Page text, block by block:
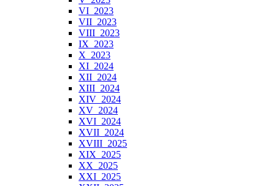
VI_2023
VII_2023
VIII_2023
IX_2023
X_2023
XI_2024
XII_2024
XIII_2024
XIV_2024
XV_2024
XVI_2024
XVII_2024
XVIII_2025
XIX_2025
XX_2025
XXI_2025